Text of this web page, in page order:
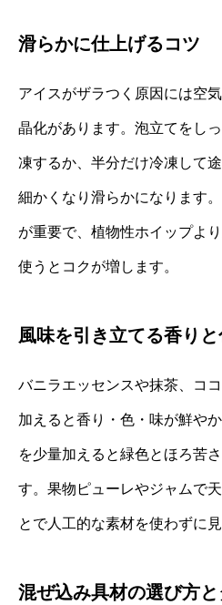
滑らかに仕上げるコツ
アイスがザラつく原因には空
晶化があります。泡立てをし
凍するか、半分だけ冷凍して
細かくなり滑らかになります
が重要で、植物性ホイップよ
使うとコクが増します。
風味を引き立てる香り
バニラエッセンスや抹茶、コ
加えると香り・色・味が鮮や
を少量加えると緑色とほろ苦
す。果物ピューレやジャムで
とで人工的な素材を使わずに
混ぜ込み具材の選び方